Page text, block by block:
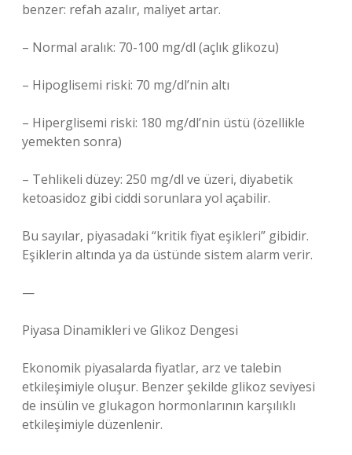
benzer: refah azalır, maliyet artar.
– Normal aralık: 70-100 mg/dl (açlık glikozu)
– Hipoglisemi riski: 70 mg/dl’nin altı
– Hiperglisemi riski: 180 mg/dl’nin üstü (özellikle
yemekten sonra)
– Tehlikeli düzey: 250 mg/dl ve üzeri, diyabetik
ketoasidoz gibi ciddi sorunlara yol açabilir.
Bu sayılar, piyasadaki “kritik fiyat eşikleri” gibidir.
Eşiklerin altında ya da üstünde sistem alarm verir.
—
Piyasa Dinamikleri ve Glikoz Dengesi
Ekonomik piyasalarda fiyatlar, arz ve talebin
etkileşimiyle oluşur. Benzer şekilde glikoz seviyesi
de insülin ve glukagon hormonlarının karşılıklı
etkileşimiyle düzenlenir.